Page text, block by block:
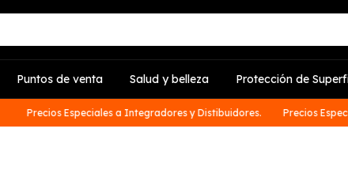
Puntos de venta Salud y belleza Protección de
Precios Especiales a Integradores y Distibuidores. Precios